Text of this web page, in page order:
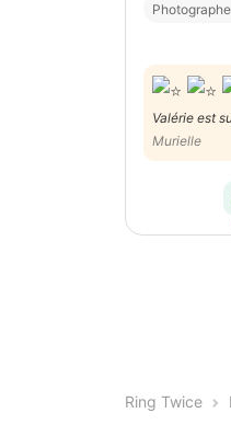
Valérie est
gène ni de
j'ai pu voir
timide de
super
Murielle
Ring Twice